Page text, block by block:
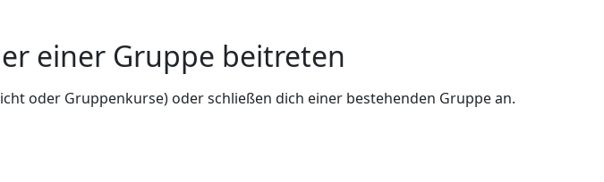
einer Gruppe beitreten
oder Gruppenkurse) oder schließen dich einer bestehenden Gruppe an.